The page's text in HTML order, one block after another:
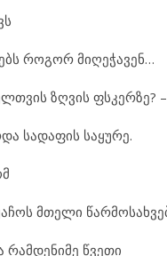
როგორ მიღეჭავენ…
თვის ზღვის ფსკერზე? –
და სადაფის საყურე.
ჩოს მთელი წარმოსახვე
რამდენიმე წვეთი